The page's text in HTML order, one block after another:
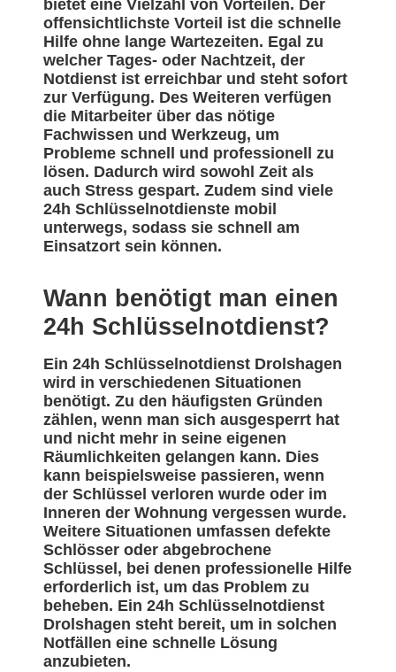
bietet eine Vielzahl von Vorteilen. Der
offensichtlichste Vorteil ist die schnelle
Hilfe ohne lange Wartezeiten. Egal zu
welcher Tages- oder Nachtzeit, der
Notdienst ist erreichbar und steht sofort
zur Verfügung. Des Weiteren verfügen
die Mitarbeiter über das nötige
Fachwissen und Werkzeug, um
Probleme schnell und professionell zu
lösen. Dadurch wird sowohl Zeit als
auch Stress gespart. Zudem sind viele
24h Schlüsselnotdienste mobil
unterwegs, sodass sie schnell am
Einsatzort sein können.
Wann benötigt man einen
24h Schlüsselnotdienst?
Ein 24h Schlüsselnotdienst Drolshagen
wird in verschiedenen Situationen
benötigt. Zu den häufigsten Gründen
zählen, wenn man sich ausgesperrt hat
und nicht mehr in seine eigenen
Räumlichkeiten gelangen kann. Dies
kann beispielsweise passieren, wenn
der Schlüssel verloren wurde oder im
Inneren der Wohnung vergessen wurde.
Weitere Situationen umfassen defekte
Schlösser oder abgebrochene
Schlüssel, bei denen professionelle Hilfe
erforderlich ist, um das Problem zu
beheben. Ein 24h Schlüsselnotdienst
Drolshagen steht bereit, um in solchen
Notfällen eine schnelle Lösung
anzubieten.